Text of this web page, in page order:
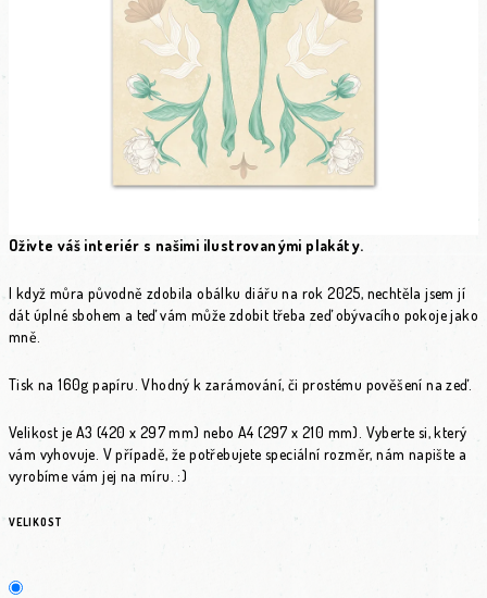
Oživte váš interiér s našimi ilustrovanými plakáty.
I když můra původně zdobila obálku diářu na rok 2025, nechtěla jsem jí
dát úplné sbohem a teď vám může zdobit třeba zeď obývacího pokoje jako
mně.
Tisk na 160g papíru. Vhodný k zarámování, či prostému pověšení na zeď.
Velikost je A3 (420 x 297 mm) nebo A4 (297 x 210 mm). Vyberte si, který
vám vyhovuje. V případě, že potřebujete speciální rozměr, nám napište a
vyrobíme vám jej na míru. :)
VELIKOST